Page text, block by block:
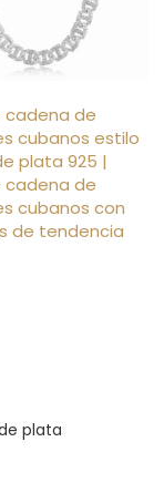
cadena de
cubanos estilo
plata 925 |
cadena de
cubanos con
de tendencia
plata